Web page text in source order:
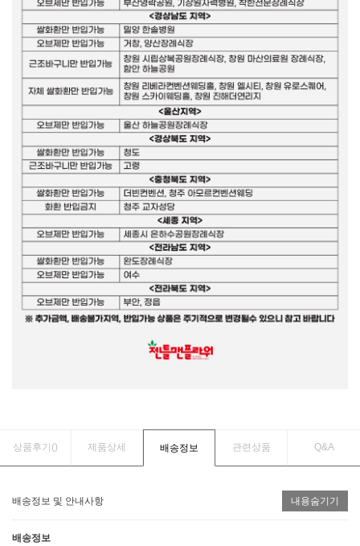
상품후기() 제품상세 배송정보 관련상품 Q&A
배송정보 및 안내사항 내용숨기기
배송정보